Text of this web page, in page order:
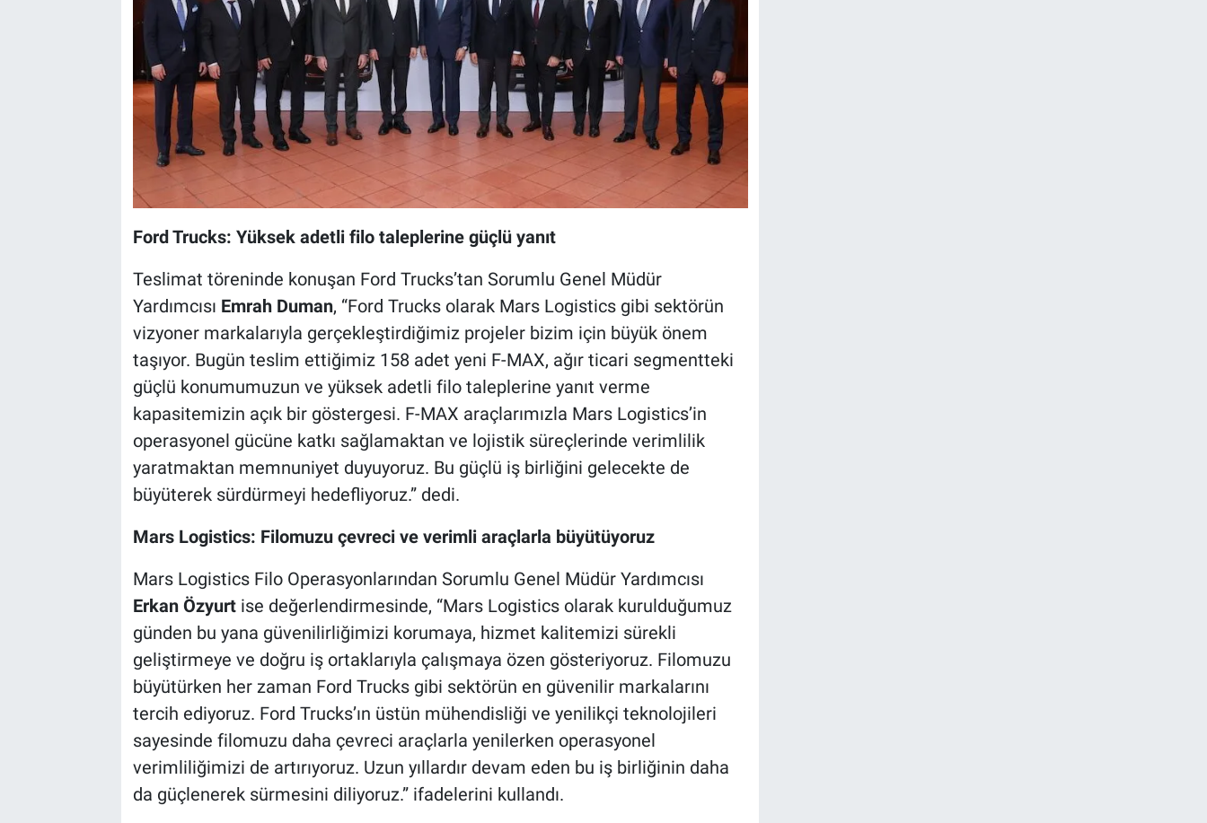
Ford Trucks: Yüksek adetli filo taleplerine güçlü yanıt
Teslimat töreninde konuşan Ford Trucks’tan Sorumlu Genel Müdür
Yardımcısı Emrah Duman, “Ford Trucks olarak Mars Logistics gibi sektörün
vizyoner markalarıyla gerçekleştirdiğimiz projeler bizim için büyük önem
taşıyor. Bugün teslim ettiğimiz 158 adet yeni F-MAX, ağır ticari segmentteki
güçlü konumumuzun ve yüksek adetli filo taleplerine yanıt verme
kapasitemizin açık bir göstergesi. F-MAX araçlarımızla Mars Logistics’in
operasyonel gücüne katkı sağlamaktan ve lojistik süreçlerinde verimlilik
yaratmaktan memnuniyet duyuyoruz. Bu güçlü iş birliğini gelecekte de
büyüterek sürdürmeyi hedefliyoruz.” dedi.
Mars Logistics: Filomuzu çevreci ve verimli araçlarla büyütüyoruz
Mars Logistics Filo Operasyonlarından Sorumlu Genel Müdür Yardımcısı
Erkan Özyurtise değerlendirmesinde, “Mars Logistics olarak kurulduğumuz
günden bu yana güvenilirliğimizi korumaya, hizmet kalitemizi sürekli
geliştirmeye ve doğru iş ortaklarıyla çalışmaya özen gösteriyoruz. Filomuzu
büyütürken her zaman Ford Trucks gibi sektörün en güvenilir markalarını
tercih ediyoruz. Ford Trucks’ın üstün mühendisliği ve yenilikçi teknolojileri
sayesinde filomuzu daha çevreci araçlarla yenilerken operasyonel
verimliliğimizi de artırıyoruz. Uzun yıllardır devam eden bu iş birliğinin daha
da güçlenerek sürmesini diliyoruz.” ifadelerini kullandı.